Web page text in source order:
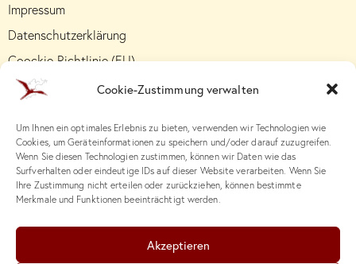
Cookie-Zustimmung verwalten
Um Ihnen ein optimales Erlebnis zu bieten, verwenden wir Technologien wie
Cookies, um Geräteinformationen zu speichern und/oder darauf zuzugreifen.
Wenn Sie diesen Technologien zustimmen, können wir Daten wie das
Surfverhalten oder eindeutige IDs auf dieser Website verarbeiten. Wenn Sie
Ihre Zustimmung nicht erteilen oder zurückziehen, können bestimmte
Merkmale und Funktionen beeinträchtigt werden.
Akzeptieren
Impressum
Datenschutzerklärung
Coockie-Richtlinie (EU)